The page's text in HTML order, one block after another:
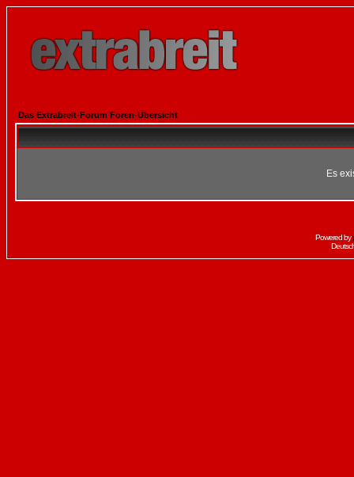
Das Extrabreit-Forum Foren-Übersicht
Es
Powered by